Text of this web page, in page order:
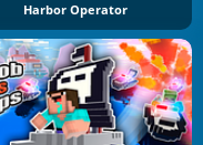
Harbor Operator